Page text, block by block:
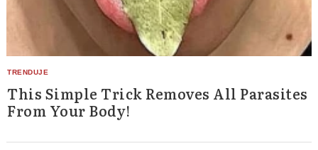
This Simple Trick Removes All Parasites
From Your Body!